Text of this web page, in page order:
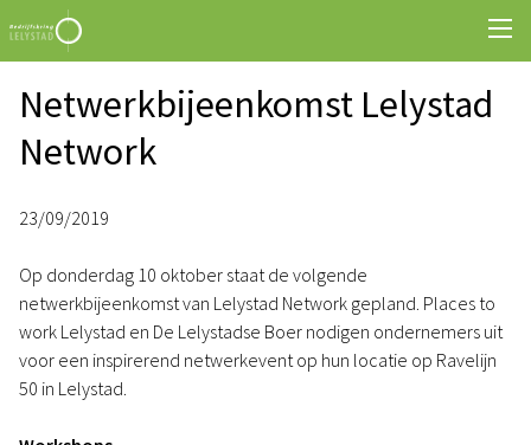
Netwerkbijeenkomst Lelystad
Network
23/09/2019
Op donderdag 10 oktober staat de volgende
netwerkbijeenkomst van Lelystad Network gepland. Places to
work Lelystad en De Lelystadse Boer nodigen ondernemers uit
voor een inspirerend netwerkevent op hun locatie op Ravelijn
50 in Lelystad.